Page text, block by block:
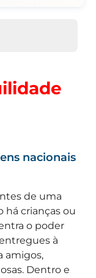
nacionais
de uma
há crianças ou
o poder
à
amigos,
Dentro e